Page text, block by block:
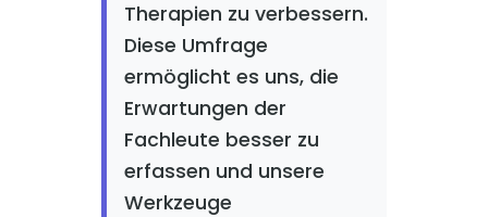
Therapien zu verbessern.
Diese Umfrage
ermöglicht es uns, die
Erwartungen der
Fachleute besser zu
erfassen und unsere
Werkzeuge